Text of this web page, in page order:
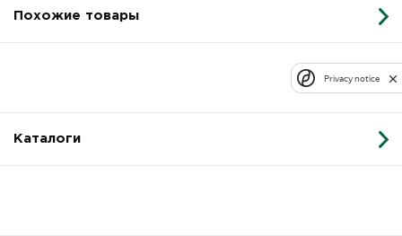
Похожие товары
Каталоги
Privacy notice